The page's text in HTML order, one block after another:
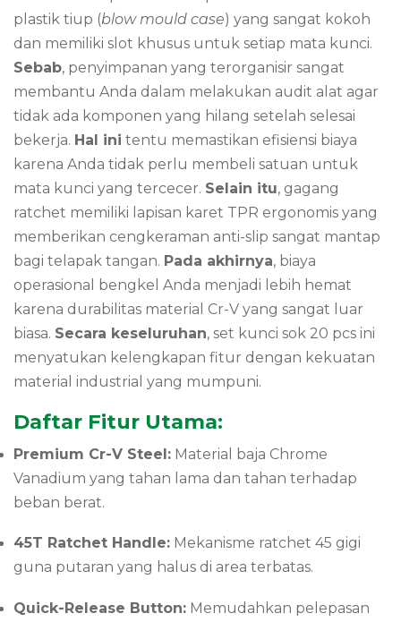
plastik tiup (blow mould case) yang sangat kokoh
dan memiliki slot khusus untuk setiap mata kunci.
Sebab, penyimpanan yang terorganisir sangat
membantu Anda dalam melakukan audit alat agar
tidak ada komponen yang hilang setelah selesai
bekerja. Hal ini tentu memastikan efisiensi biaya
karena Anda tidak perlu membeli satuan untuk
mata kunci yang tercecer. Selain itu, gagang
ratchet memiliki lapisan karet TPR ergonomis yang
memberikan cengkeraman anti-slip sangat mantap
bagi telapak tangan. Pada akhirnya, biaya
operasional bengkel Anda menjadi lebih hemat
karena durabilitas material Cr-V yang sangat luar
biasa. Secara keseluruhan, set kunci sok 20 pcs ini
menyatukan kelengkapan fitur dengan kekuatan
material industrial yang mumpuni.
Daftar Fitur Utama:
Premium Cr-V Steel: Material baja Chrome
Vanadium yang tahan lama dan tahan terhadap
beban berat.
45T Ratchet Handle: Mekanisme ratchet 45 gigi
guna putaran yang halus di area terbatas.
Quick-Release Button: Memudahkan pelepasan